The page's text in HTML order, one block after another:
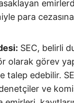
para
SEC, belirli
görev
talep edebilir.
ve